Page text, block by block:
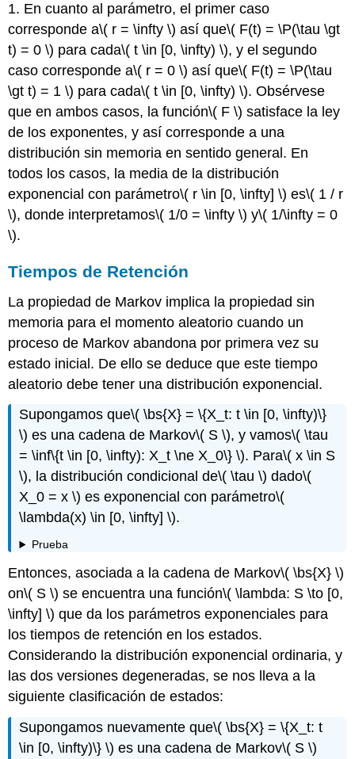
1. En cuanto al parámetro, el primer caso
corresponde a\( r = \infty \) así que\( F(t) = \P(\tau \gt
t) = 0 \) para cada\( t \in [0, \infty) \), y el segundo
caso corresponde a\( r = 0 \) así que\( F(t) = \P(\tau
\gt t) = 1 \) para cada\( t \in [0, \infty) \). Obsérvese
que en ambos casos, la función\( F \) satisface la ley
de los exponentes, y así corresponde a una
distribución sin memoria en sentido general. En
todos los casos, la media de la distribución
exponencial con parámetro\( r \in [0, \infty] \) es\( 1 / r
\), donde interpretamos\( 1/0 = \infty \) y\( 1/\infty = 0
\).
Tiempos de Retención
La propiedad de Markov implica la propiedad sin
memoria para el momento aleatorio cuando un
proceso de Markov abandona por primera vez su
estado inicial. De ello se deduce que este tiempo
aleatorio debe tener una distribución exponencial.
Supongamos que\( \bs{X} = \{X_t: t \in [0, \infty)\}
\) es una cadena de Markov\( S \), y vamos\( \tau
= \inf\{t \in [0, \infty): X_t \ne X_0\} \). Para\( x \in S
\), la distribución condicional de\( \tau \) dado\(
X_0 = x \) es exponencial con parámetro\(
\lambda(x) \in [0, \infty] \).
Prueba
Entonces, asociada a la cadena de Markov\( \bs{X} \)
on\( S \) se encuentra una función\( \lambda: S \to [0,
\infty] \) que da los parámetros exponenciales para
los tiempos de retención en los estados.
Considerando la distribución exponencial ordinaria, y
las dos versiones degeneradas, se nos lleva a la
siguiente clasificación de estados:
Supongamos nuevamente que\( \bs{X} = \{X_t: t
\in [0, \infty)\} \) es una cadena de Markov\( S \)